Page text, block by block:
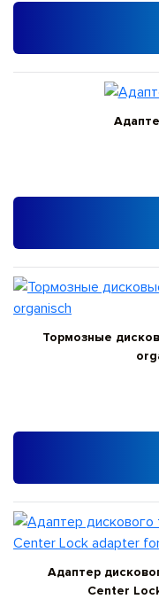
Тормозные
Адаптер
Center